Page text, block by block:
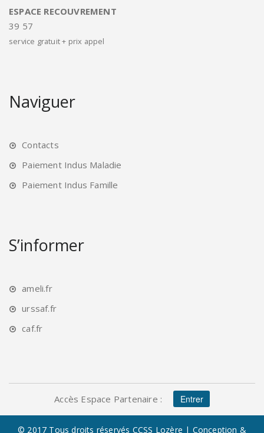
ESPACE RECOUVREMENT
39 57
service gratuit + prix appel
Naviguer
Contacts
Paiement Indus Maladie
Paiement Indus Famille
S’informer
ameli.fr
urssaf.fr
caf.fr
Accès Espace Partenaire : Entrer
© 2017 Tous droits réservés CCSS Lozère | Conception &